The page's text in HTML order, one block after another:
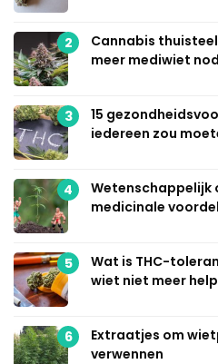
2
Cannabis
meer mediwiet
3
15
iedereen zou
4
Wetenschappelijk
medicinale
5
Wat is THC-
wiet niet meer
6
Extraatjes om
verwennen